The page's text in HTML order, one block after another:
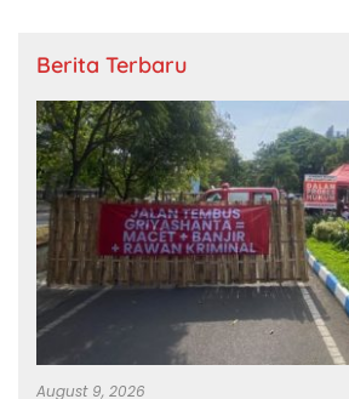
Berita Terbaru
August 9, 2026